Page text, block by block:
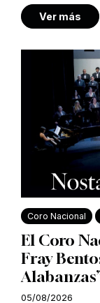
Ver más
Coro Nacional
El Coro
Fray
05/08/2026